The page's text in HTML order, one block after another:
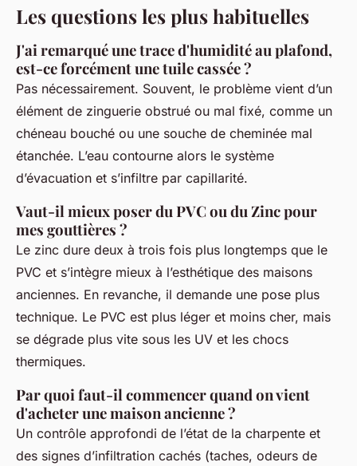
Les questions les plus habituelles
J'ai remarqué une trace d'humidité au plafond,
est-ce forcément une tuile cassée ?
Pas nécessairement. Souvent, le problème vient d’un
élément de zinguerie obstrué ou mal fixé, comme un
chéneau bouché ou une souche de cheminée mal
étanchée. L’eau contourne alors le système
d’évacuation et s’infiltre par capillarité.
Vaut-il mieux poser du PVC ou du Zinc pour
mes gouttières ?
Le zinc dure deux à trois fois plus longtemps que le
PVC et s’intègre mieux à l’esthétique des maisons
anciennes. En revanche, il demande une pose plus
technique. Le PVC est plus léger et moins cher, mais
se dégrade plus vite sous les UV et les chocs
thermiques.
Par quoi faut-il commencer quand on vient
d'acheter une maison ancienne ?
Un contrôle approfondi de l’état de la charpente et
des signes d’infiltration cachés (taches, odeurs de